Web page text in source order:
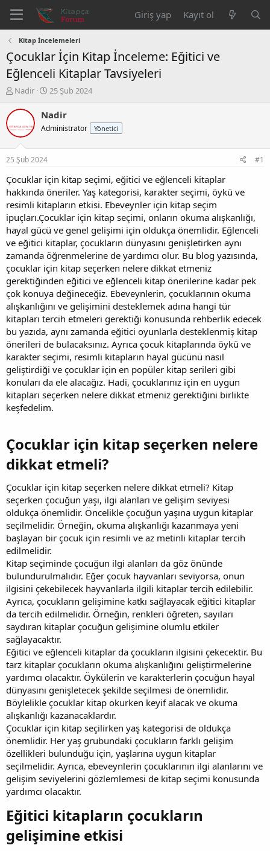
Giriş yap Kayıt ol
Kitap İncelemeleri
Çocuklar İçin Kitap İnceleme: Eğitici ve
Eğlenceli Kitaplar Tavsiyeleri
K
n
u
u
b
a
ş
l
a
t
a
n
Nadir
B
ş
l
a
ç
t
a
r
i
h
i
25 Şub 2024
Nadir
Administrator Yönetici
25 Şub 2024 #1
Çocuklar için kitap seçimi, eğitici ve eğlenceli kitaplar
hakkında öneriler. Yaş kategorisi, karakter seçimi, öykü ve
resimli kitapların etkisi. Ebeveynler için kitap seçim
ipuçları.Çocuklar için kitap seçimi, onların okuma alışkanlığı,
hayal gücü ve genel gelişimi için oldukça önemlidir. Eğlenceli
ve eğitici kitaplar, çocukların dünyasını genişletirken aynı
zamanda öğrenmelerine de yardımcı olur. Bu blog yazısında,
çocuklar için kitap seçerken nelere dikkat etmeniz
gerektiğinden eğitici ve eğlenceli kitap önerilerine kadar pek
çok konuya değineceğiz. Ebeveynlerin, çocuklarının okuma
alışkanlığını ve gelişimini desteklemek adına hangi tür
kitapları tercih etmeleri gerektiği konusunda rehberlik edecek
bu yazıda, aynı zamanda eğitici oyunlarla desteklenmiş kitap
önerileri de bulacaksınız. Ayrıca çocuk kitaplarında öykü ve
karakter seçimi, resimli kitapların hayal gücünü nasıl
geliştirdiği ve çocuklar için en popüler kitap serileri gibi
konuları da ele alacağız. Hadi, çocuklarınız için en uygun
kitapları seçerken nelere dikkat etmeniz gerektiğini birlikte
keşfedelim.
Çocuklar için kitap seçerken nelere
dikkat etmeli?​
Çocuklar için kitap seçerken nelere dikkat etmeli? Kitap
seçerken çocuğun yaşı, ilgi alanları ve gelişim seviyesi
oldukça önemlidir. Öncelikle çocuğun yaşına uygun kitaplar
seçilmelidir. Örneğin, okuma alışkanlığı kazanmaya yeni
başlayan bir çocuk için resimli ve az metinli kitaplar tercih
edilmelidir.
Kitap seçiminde çocuğun ilgi alanları da göz önünde
bulundurulmalıdır. Eğer çocuk hayvanları seviyorsa, onun
ilgisini çekebilecek hayvanlarla ilgili kitaplar tercih edilebilir.
Ayrıca, çocukların gelişimine katkı sağlayacak eğitici kitaplar
da tercih edilmelidir. Örneğin, renkleri öğreten, sayıları
saydıran kitaplar çocuğun gelişimine olumlu etkiler
sağlayacaktır.
Eğitici ve eğlenceli kitaplar da çocukların ilgisini çekecektir. Bu
tarz kitaplar çocukların okuma alışkanlığını geliştirmelerine
yardımcı olacaktır. Öykülerin ve karakterlerin çocuğun hayal
dünyasını genişletecek şekilde seçilmesi de önemlidir.
Böylelikle çocuklar kitap okurken keyif alacak ve okuma
alışkanlığı kazanacaklardır.
Çocuklar için kitap seçilirken yaş kategorisi de oldukça
önemlidir. Her yaş grubundaki çocukların farklı gelişim
özellikleri bulunduğu için, yaşlarına uygun kitaplar
seçilmelidir. Ayrıca, ebeveynlerin çocuklarının ilgi alanlarını ve
gelişim seviyelerini gözlemlemesi de kitap seçimi konusunda
yardımcı olacaktır.
Eğitici kitapların çocukların
gelişimine etkisi​